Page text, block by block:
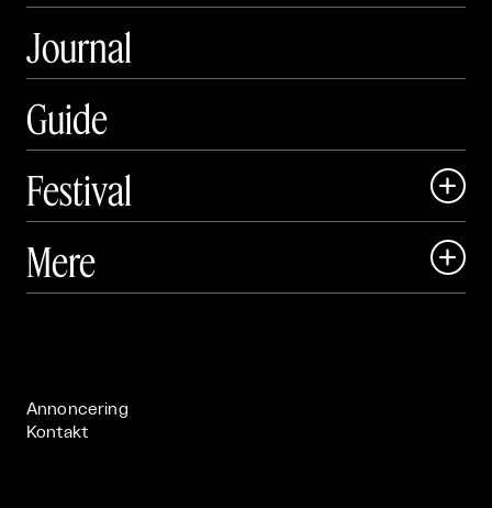
Journal
Guide
Festival

 Art Matter Festival
Mere 
Annoncering
Kontakt